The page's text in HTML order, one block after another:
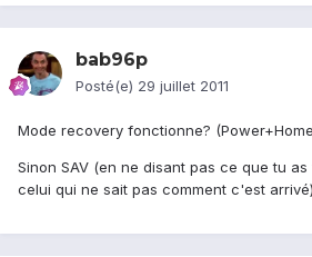
bab96p
Posté(e) 29 juillet 2011
Mode recovery fonctionne?
Sinon SAV (en ne disant pas ce que tu
celui qui ne sait pas comment c'est arrivé)